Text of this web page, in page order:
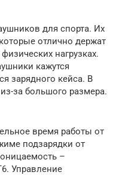
для спорта. Их
отлично держат
нагрузках.
кажутся
зарядного кейса. В
за большого размера.
время работы от
подзарядки от
–
Управление